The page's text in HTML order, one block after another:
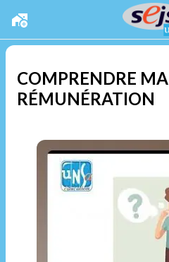
COMPRENDRE MA
RÉMUNÉRATION